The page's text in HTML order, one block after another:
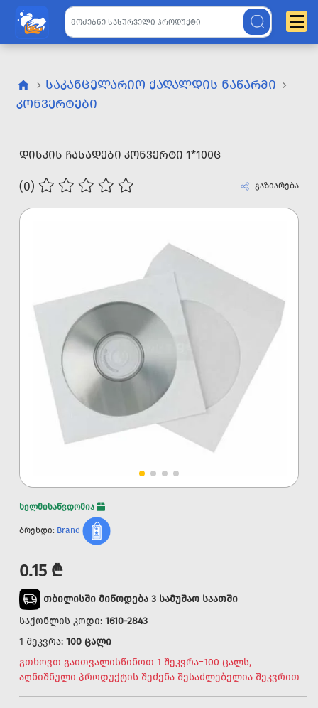
ᲡᲐᲙᲐᲜᲪᲔᲚᲐᲠᲘᲝ ᲥᲐᲦᲐᲚᲓᲘᲡ ᲜᲐᲬᲐᲠᲛᲘ
ᲙᲝᲜᲕᲔᲠᲢᲔᲑᲘ
ᲓᲘᲡᲙᲘᲡ ᲩᲐᲡᲐᲓᲔᲑᲘ ᲙᲝᲜᲕᲔᲠᲢᲘ 1*100Ც
(0) გაზიარება
ხელმისაწვდომია
ბრენდი: Brand
0.15 ₾
თბილისში მიწოდება 3 სამუშაო საათში
საქონლის კოდი: 1610-2843
1 შეკვრა: 100 ცალი
გთხოვთ გაითვალისწინოთ 1 შეკვრა=100 ცალს,
აღნიშნული პროდუქტის შეძენა შესაძლებელია შეკვრით